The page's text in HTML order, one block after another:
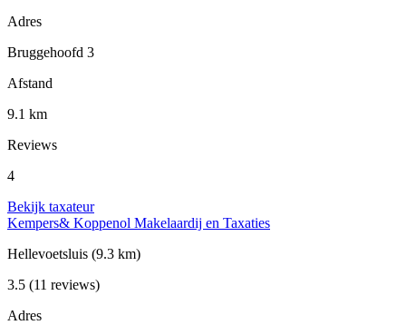
Adres
Bruggehoofd 3
Afstand
9.1 km
Reviews
4
Bekijk taxateur
Kempers& Koppenol Makelaardij en Taxaties
Hellevoetsluis (9.3 km)
3.5 (11 reviews)
Adres